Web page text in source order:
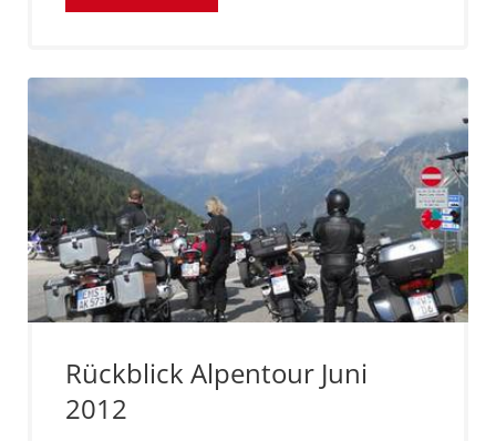
Rückblick Alpentour Juni
2012